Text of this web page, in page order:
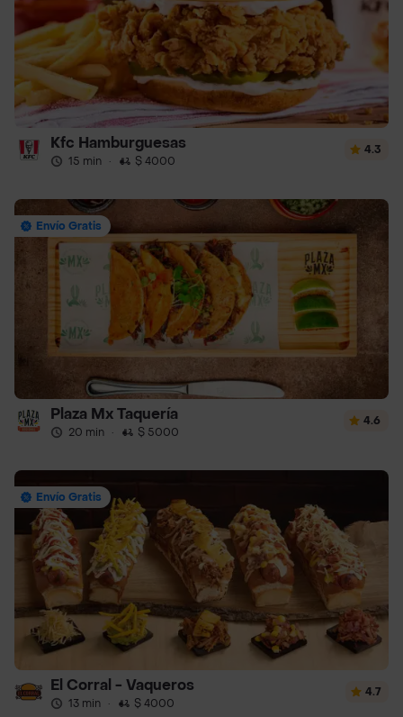
Kfc Hamburguesas
15 min · $ 4000
4.3
Envío Gratis
Plaza Mx Taquería
20 min · $ 5000
4.6
Envío Gratis
El Corral - Vaqueros
13 min · $ 4000
4.7